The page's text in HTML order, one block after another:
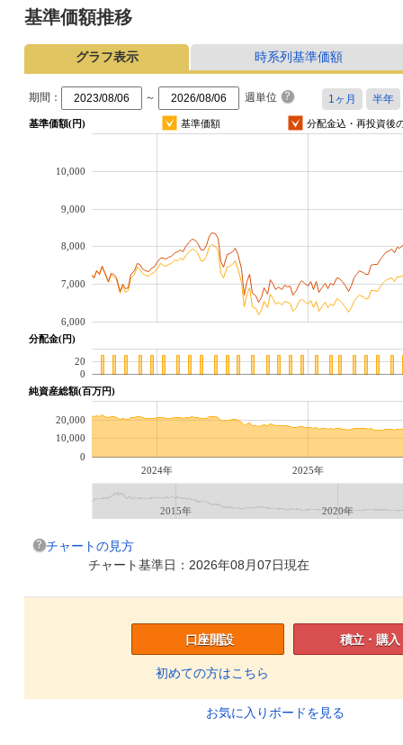
基準価額推移
グラフ表示 時系列基準価額
期間： ～ 週単位
基準価額(円) 基準価額 分配金込・再投資後
6,000
7,000
8,000
9,000
10,000
分配金(円)
0
20
純資産総額(百万円)
2024年 2025年
0
10,000
20,000
2015年 2020年
チャートの見方
チャート基準日：2026年08月07日現在
口座開設
初めての方はこちら
積立・購入
お気に入りボードを見る